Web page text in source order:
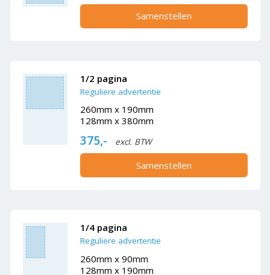
Samenstellen
1/2 pagina
Reguliere advertentie
260mm x 190mm
128mm x 380mm
375,- excl. BTW
Samenstellen
1/4 pagina
Reguliere advertentie
260mm x 90mm
128mm x 190mm